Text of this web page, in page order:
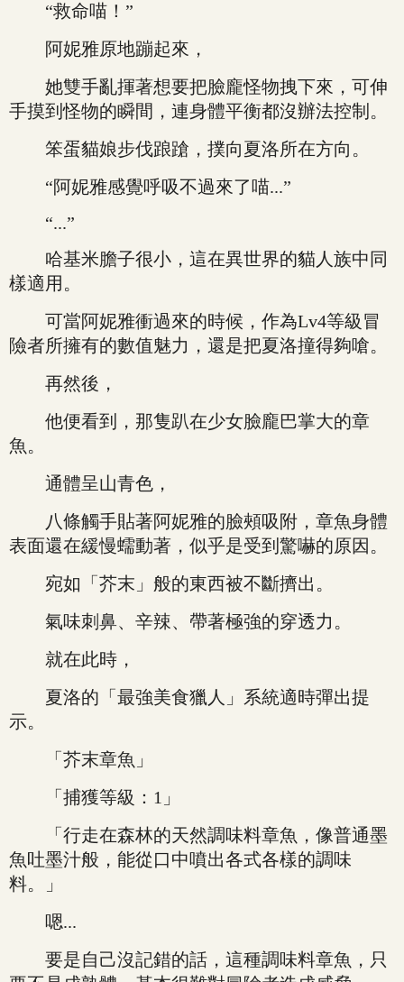
“救命喵！”
阿妮雅原地蹦起來，
她雙手亂揮著想要把臉龐怪物拽下來，可伸
手摸到怪物的瞬間，連身體平衡都沒辦法控制。
笨蛋貓娘步伐踉蹌，撲向夏洛所在方向。
“阿妮雅感覺呼吸不過來了喵...”
“...”
哈基米膽子很小，這在異世界的貓人族中同
樣適用。
可當阿妮雅衝過來的時候，作為Lv4等級冒
險者所擁有的數值魅力，還是把夏洛撞得夠嗆。
再然後，
他便看到，那隻趴在少女臉龐巴掌大的章
魚。
通體呈山青色，
八條觸手貼著阿妮雅的臉頰吸附，章魚身體
表面還在緩慢蠕動著，似乎是受到驚嚇的原因。
宛如「芥末」般的東西被不斷擠出。
氣味刺鼻、辛辣、帶著極強的穿透力。
就在此時，
夏洛的「最強美食獵人」系統適時彈出提
示。
「芥末章魚」
「捕獲等級：1」
「行走在森林的天然調味料章魚，像普通墨
魚吐墨汁般，能從口中噴出各式各樣的調味
料。」
嗯...
要是自己沒記錯的話，這種調味料章魚，只